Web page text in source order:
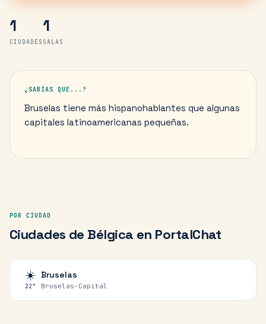
1
CIUDADES
1
SALAS
¿SABÍAS QUE...?
Bruselas tiene más hispanohablantes que algunas
capitales latinoamericanas pequeñas.
POR CIUDAD
Ciudades de Bélgica en PortalChat
☀️
22°
Bruselas
Bruselas-Capital